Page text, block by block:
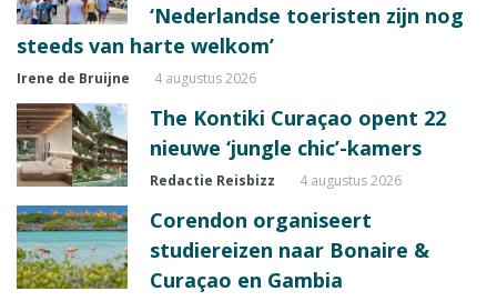
‘Nederlandse toeristen zijn nog
steeds van harte welkom’
Irene de Bruijne 4 augustus 2026
The Kontiki Curaçao opent 22
nieuwe ‘jungle chic’-kamers
Redactie Reisbizz 4 augustus 2026
Corendon organiseert
studiereizen naar Bonaire &
Curaçao en Gambia